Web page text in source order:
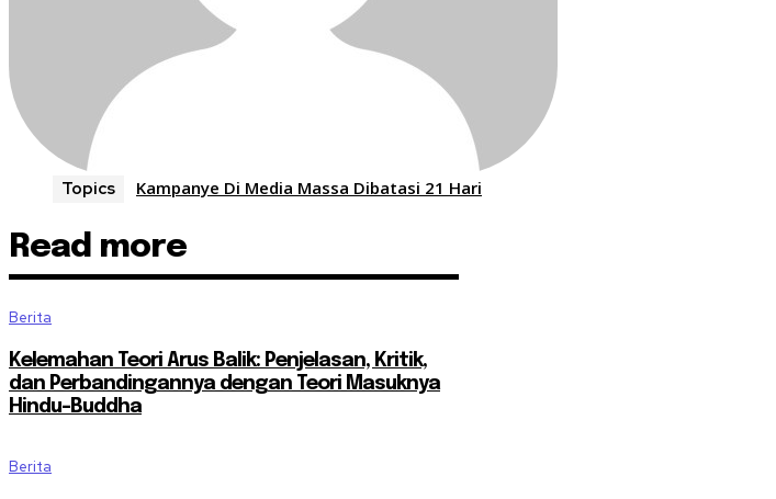
Topics Kampanye Di Media Massa Dibatasi 21 Hari
Read more
Berita
Kelemahan Teori Arus Balik: Penjelasan, Kritik,
dan Perbandingannya dengan Teori Masuknya
Hindu-Buddha
Berita